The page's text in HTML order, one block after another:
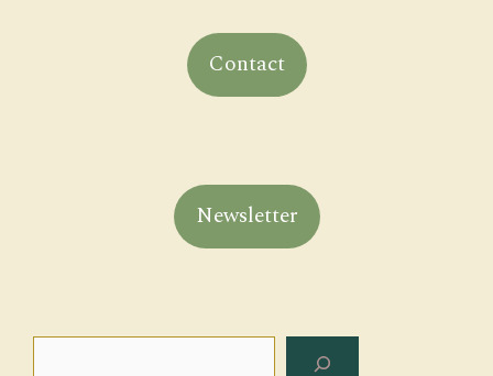
Contact
Newsletter